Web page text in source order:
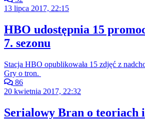
13 lipca 2017, 22:15
HBO udostępnia 15
7. sezonu
Stacja HBO opublikowała 15 zdjęć z
Gry o tron.
86
20 kwietnia 2017, 22:32
Serialowy Bran o teoriach i